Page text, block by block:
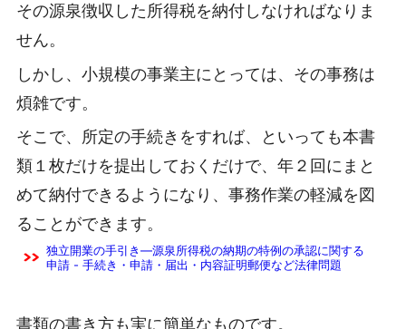
その源泉徴収した所得税を納付しなければなりま
せん。
しかし、小規模の事業主にとっては、その事務は
煩雑です。
そこで、所定の手続きをすれば、といっても本書
類１枚だけを提出しておくだけで、年２回にまと
めて納付できるようになり、事務作業の軽減を図
ることができます。
独立開業の手引き―源泉所得税の納期の特例の承認に関する
申請 - 手続き・申請・届出・内容証明郵便など法律問題
書類の書き方も実に簡単なものです。